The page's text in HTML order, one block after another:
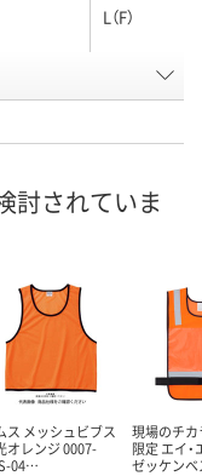
L（F）
ホワイト
カゴへ カ
討されていま
ス メッシュビブス
オレンジ 0007-
04…
現場のチ
限定 エイ・
ゼッケン